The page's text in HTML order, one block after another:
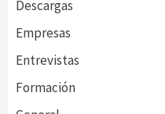
Descargas
Empresas
Entrevistas
Formación